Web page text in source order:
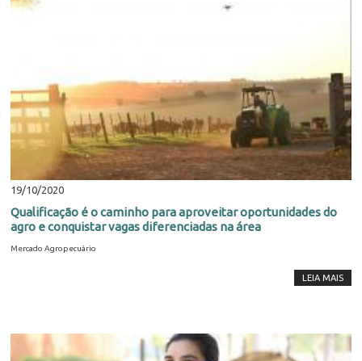
19/10/2020
Qualificação é o caminho para aproveitar oportunidades do
agro e conquistar vagas diferenciadas na área
Mercado Agropecuário
LEIA MAIS